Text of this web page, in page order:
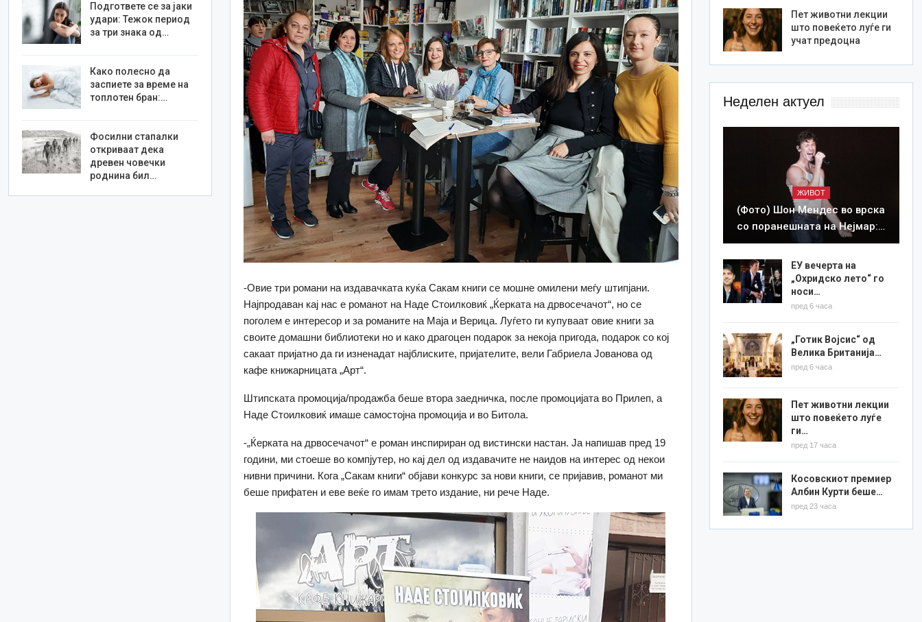
-Овие три романи на издавачката куќа Сакам книги се мошне омилени меѓу штипјани.
Најпродаван кај нас е романот на Наде Стоилковиќ „Ќерката на дрвосечачот“, но се
поголем е интересор и за романите на Маја и Верица. Луѓето ги купуваат овие книги за
своите домашни библиотеки но и како драгоцен подарок за некоја пригода, подарок со кој
сакаат пријатно да ги изненадат најблиските, пријателите, вели Габриела Јованова од
кафе книжарницата „Арт“.
Штипската промоција/продажба беше втора заедничка, после промоцијата во Прилеп, а
Наде Стоилковиќ имаше самостојна промоција и во Битола.
-„Ќерката на дрвосечачот“ е роман инспириран од вистински настан. Ја напишав пред 19
години, ми стоеше во компјутер, но кај дел од издавачите не наидов на интерес од некои
нивни причини. Кога „Сакам книги“ објави конкурс за нови книги, се пријавив, романот ми
беше прифатен и еве веќе го имам трето издание, ни рече Наде.
Пет животни лекции
што повеќето луѓе ги
учат предоцна
Неделен актуел
ЖИВОТ
(Фото) Шон Мендес во врска
со поранешната на Нејмар:…
ЕУ вечерта на
„Охридско лето“ го
носи…
пред 6 часа
„Готик Војсис“ од
Велика Британија…
пред 6 часа
Пет животни лекции
што повеќето луѓе
ги…
пред 17 часа
Косовскиот премиер
Албин Курти беше…
пред 23 часа
Подгответе се за јаки
удари: Тежок период
за три знака од…
Како полесно да
заспиете за време на
топлотен бран:…
Фосилни стапалки
откриваат дека
древен човечки
роднина бил…